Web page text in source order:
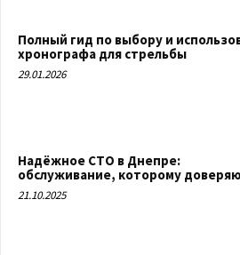
Полный гид по выбору и
хронографа для стрельбы
29.01.2026
Надёжное СТО в Днепре:
обслуживание, которому
21.10.2025